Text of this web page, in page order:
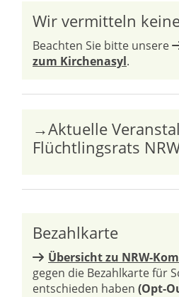
Wir vermitteln
Beachten Sie bitte unsere
zum Kirchenasyl.
→Aktuelle
Flüchtlingsrats
Bezahlkarte
Übersicht zu NRW-
gegen die Bezahlkarte für
entschieden haben (Opt-